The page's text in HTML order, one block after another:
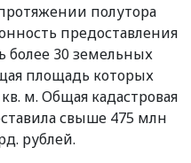
полутора
предоставления
более 30 земельных
площадь которых
м. Общая кадастровая
свыше 475 млн
рублей.